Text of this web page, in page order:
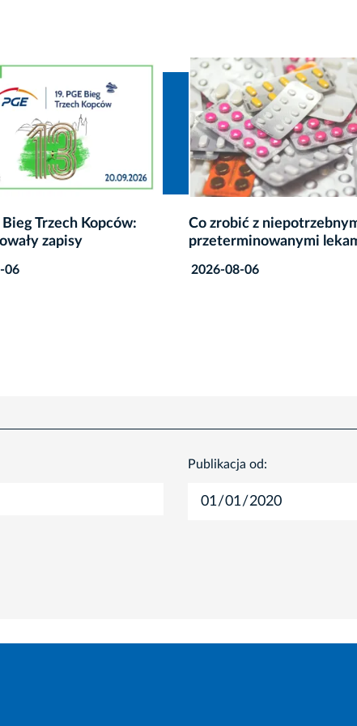
z niepotrzebnymi lub
lekami?
06
Wodny plac zabaw w
Jordana nieczynny z
Publikacja od: